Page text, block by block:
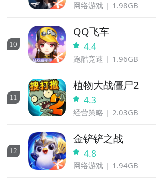
网络游戏 1.98GB
10
QQ飞车
4.4
跑酷竞速 1.96GB
11
植物大战僵尸2
4.3
经营策略 2.03GB
12
金铲铲之战
4.8
网络游戏 1.94GB